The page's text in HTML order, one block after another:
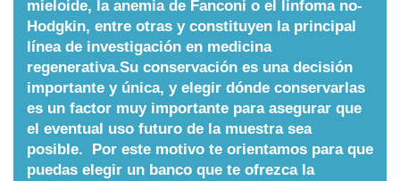
mieloide, la anemia de Fanconi o el linfoma no-
Hodgkin, entre otras y constituyen la principal
línea de investigación en medicina
regenerativa.Su conservación es una decisión
importante y única, y elegir dónde conservarlas
es un factor muy importante para asegurar que
el eventual uso futuro de la muestra sea
posible. Por este motivo te orientamos para que
puedas elegir un banco que te ofrezca la